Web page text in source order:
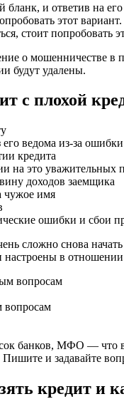
и ответив на
этот
стоит попробовать
о мошенничестве в
будут удалены.
с плохой
ведома из-за
кредита
на это уважительных
доходов заемщика
чужое имя
ошибки и сбои
сложно снова
настроены в
вопросам
банков, МФО —
Пишите и задавайте
кредит и